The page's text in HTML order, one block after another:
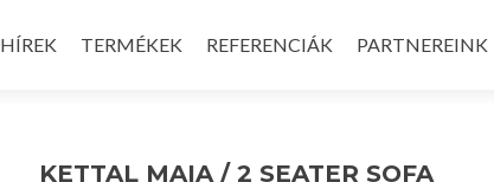
HÍREK TERMÉKEK REFERENCIÁK PARTNEREINK
KETTAL MAIA / 2 SEATER SOFA